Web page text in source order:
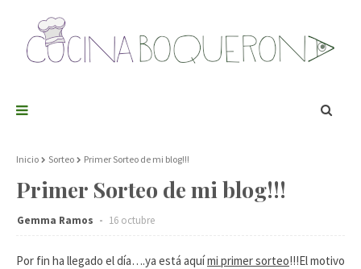
Inicio Sorteo Primer Sorteo de mi blog!!!
Primer Sorteo de mi blog!!!
Gemma Ramos 16 octubre
Por fin ha llegado el día….ya está aquími primer sorteo!!!El motivo